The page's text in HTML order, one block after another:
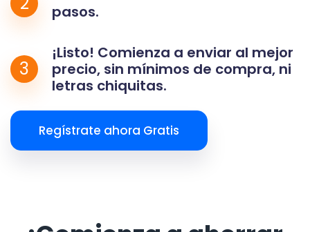
pasos.
3
¡Listo! Comienza a enviar al mejor
precio, sin mínimos de compra, ni
letras chiquitas.
Regístrate ahora Gratis